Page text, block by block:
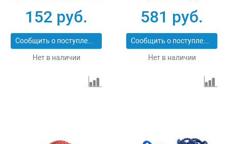
MASTER 40505-
100_z01
152 руб.
Сообщить о поступлении
Нет в наличии
581 руб.
Сообщить о поступлении
Нет в наличии